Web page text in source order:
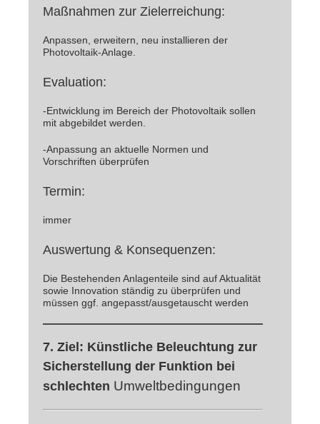
Maßnahmen zur Zielerreichung:
Anpassen, erweitern, neu installieren der
Photovoltaik-Anlage.
Evaluation:
-Entwicklung im Bereich der Photovoltaik sollen
mit abgebildet werden.
-Anpassung an aktuelle Normen und
Vorschriften überprüfen
Termin:
immer
Auswertung & Konsequenzen:
Die Bestehenden Anlagenteile sind auf Aktualität
sowie Innovation ständig zu überprüfen und
müssen ggf. angepasst/ausgetauscht werden
7. Ziel: Künstliche Beleuchtung zur
Sicherstellung der Funktion bei
schlechten Umweltbedingungen